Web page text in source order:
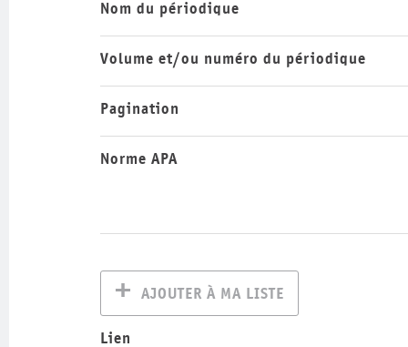
Nom du périodique
Volume et/ou numéro du périodique
Pagination
Norme APA
AJOUTER À MA LISTE
Lien